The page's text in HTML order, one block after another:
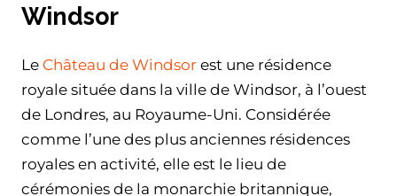
Windsor
Le Château de Windsor est une résidence
royale située dans la ville de Windsor, à l’ouest
de Londres, au Royaume-Uni. Considérée
comme l’une des plus anciennes résidences
royales en activité, elle est le lieu de
cérémonies de la monarchie britannique,